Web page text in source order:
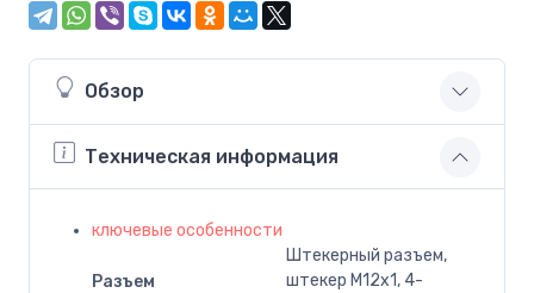
Обзор
Техническая информация
ключевые особенности
Разъем
Штекерный разъем,
штекер M12x1, 4-